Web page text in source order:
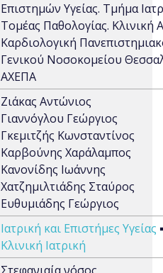
Επιστημών Υγείας. Τμήμα
Τομέας Παθολογίας. Κλινική
Καρδιολογική
Γενικού Νοσοκομείου
ΑΧΕΠΑ
Ζιάκας Αντώνιος
Γιαννόγλου Γεώργιος
Γκεμιτζής Κωνσταντίνος
Καρβούνης Χαράλαμπος
Κανονίδης Ιωάννης
Χατζημιλτιάδης Σταύρος
Ευθυμιάδης Γεώργιος
Ιατρική και Επιστήμες Υγείας
Κλινική Ιατρική